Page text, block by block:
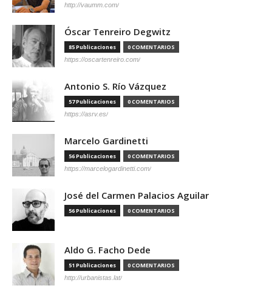
http://vaumm.com/
Óscar Tenreiro Degwitz
85 Publicaciones 0 COMENTARIOS
https://oscartenreiro.com/
Antonio S. Río Vázquez
57 Publicaciones 0 COMENTARIOS
https://asrv.es/
Marcelo Gardinetti
56 Publicaciones 0 COMENTARIOS
https://marcelogardinetti.com/
José del Carmen Palacios Aguilar
56 Publicaciones 0 COMENTARIOS
Aldo G. Facho Dede
51 Publicaciones 0 COMENTARIOS
http://urbanistas.lat/